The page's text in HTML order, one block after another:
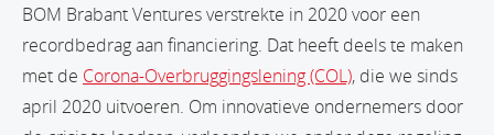
BOM Brabant Ventures verstrekte in 2020 voor een
recordbedrag aan financiering. Dat heeft deels te maken
met de Corona-Overbruggingslening (COL), die we sinds
april 2020 uitvoeren. Om innovatieve ondernemers door